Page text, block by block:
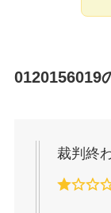
0120156019
裁判終